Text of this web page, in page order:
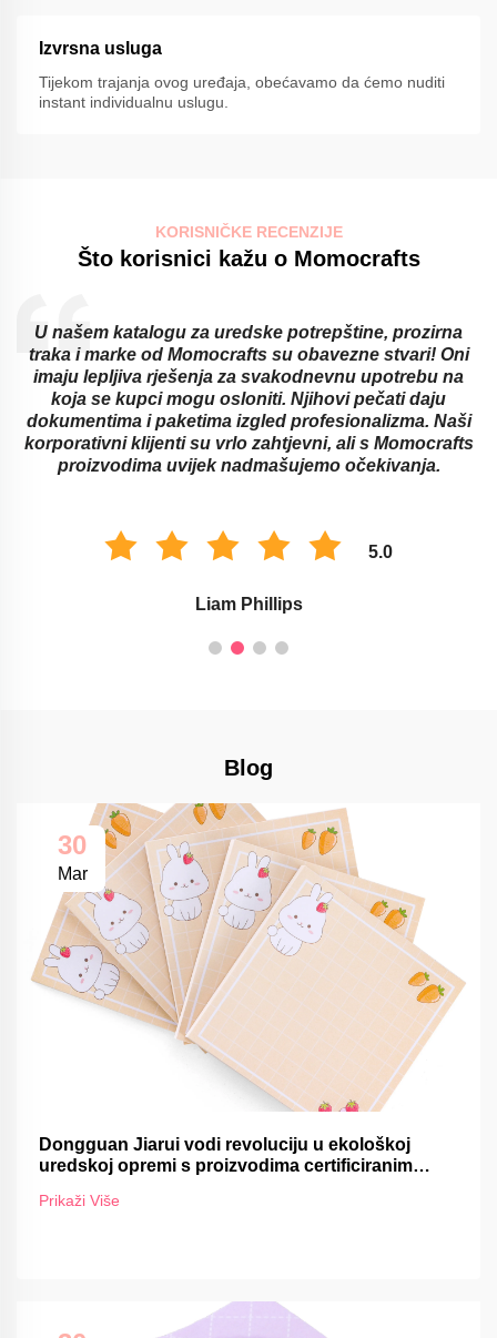
Izvrsna usluga
Tijekom trajanja ovog uređaja, obećavamo da ćemo nuditi
instant individualnu uslugu.
KORISNIČKE RECENZIJE
Što korisnici kažu o Momocrafts
Obrazovne ustanove ne mogu bez naljepnica i
prozirnih traka od Momocrafta! Oni nude genijalne
načine za izbjegavanje prepreka u učenju s kojima se
odrasli ili djeca mogu suočiti. Njihovi zapisi i marke
najbolje služe za organizaciju učionice i označavanje
zadataka. Okruženje za učenje poboljšano je ovim
Momocraftovim proizvodima.
5.0
Savannah Taylor
Blog
30
Mar
Dongguan Jiarui vodi revoluciju u ekološkoj
uredskoj opremi s proizvodima certificiranim
Prikaži Više